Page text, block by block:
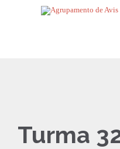
Turma